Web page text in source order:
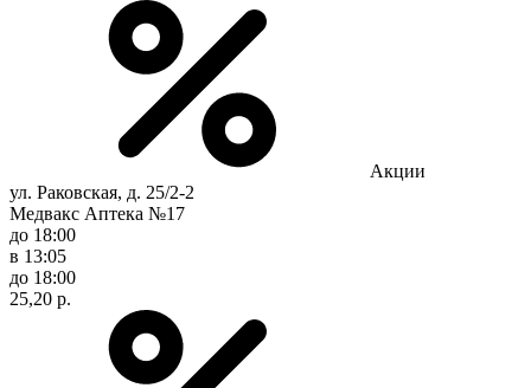
Акции
ул. Раковская, д. 25/2-2
Медвакс Аптека №17
до 18:00
в 13:05
до 18:00
25,20 р.